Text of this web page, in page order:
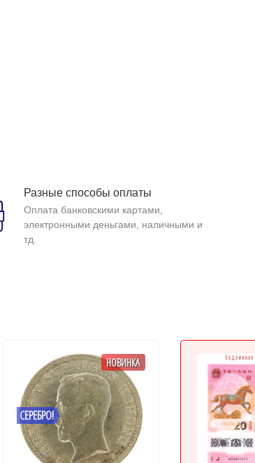
Разные способы оплаты
Оплата банковскими картами,
электронными деньгами, наличными и
тд.
СЕРЕБРО!
НОВИНКА